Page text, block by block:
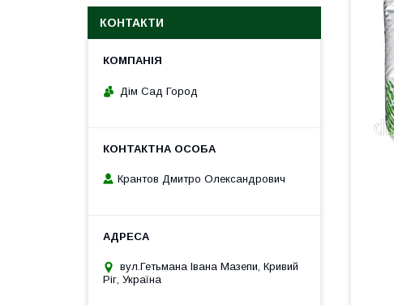
КОНТАКТИ
Дім Сад Город
Крантов Дмитро Олександрович
вул.Гетьмана Івана Мазепи, Кривий
Ріг, Україна